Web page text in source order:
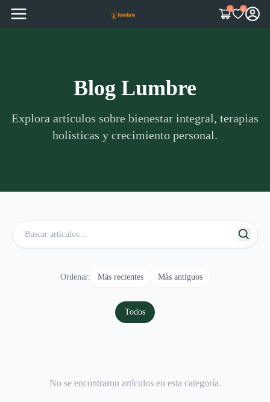
0 0
Blog Lumbre
Explora artículos sobre bienestar integral, terapias
holísticas y crecimiento personal.
Ordenar: Más recientes Más antiguos
Todos
No se encontraron artículos en esta categoría.